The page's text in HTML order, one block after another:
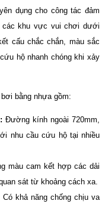
dụng cho công tác đảm
các khu vực vui chơi dưới
cấu chắc chắn, màu sắc
hộ nhanh chóng khi xảy
bằng nhựa gồm:
Đường kính ngoài 720mm,
nhu cầu cứu hộ tại nhiều
màu cam kết hợp các dải
sát từ khoảng cách xa.
Có khả năng chống chịu va